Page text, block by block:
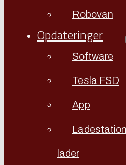
Robovan
Opdateringer
Software
Tesla FSD
App
lader